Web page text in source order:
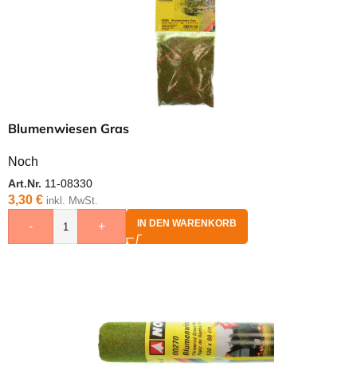
Blumenwiesen Gras
Noch
Art.Nr. 11-08330
3,30 € inkl. MwSt.
- + IN DEN WARENKORB